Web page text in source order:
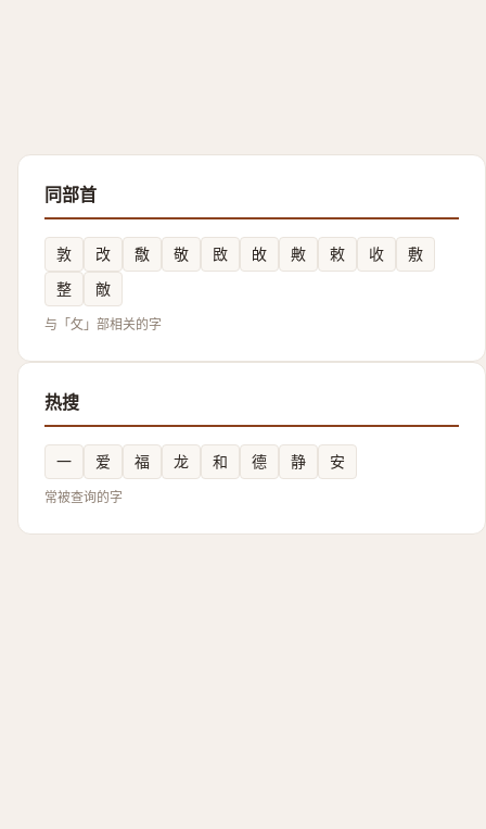
同部首
敦 改 敿 敬 敃 敀 敟 敕 收
敷
整
敵
与「攵」部相关的字
热搜
一 爱 福 龙 和 德 静 安
常被查询的字